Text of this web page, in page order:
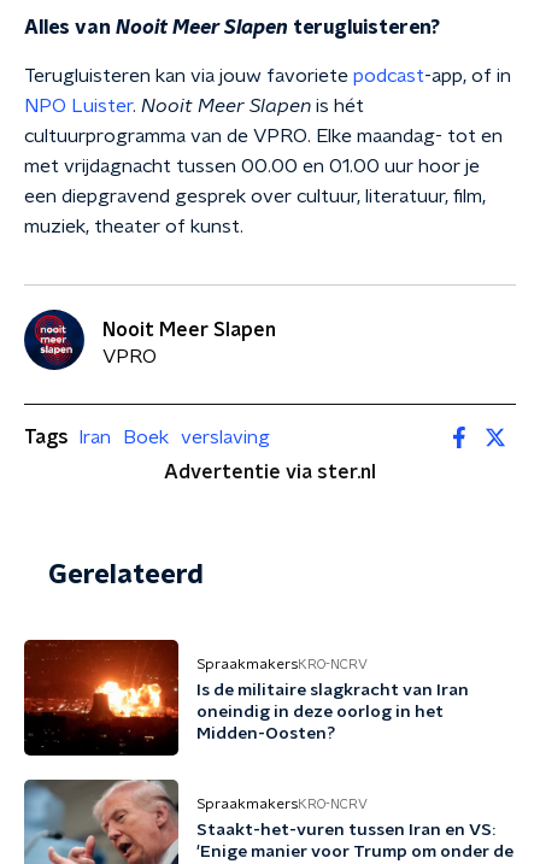
Alles van Nooit Meer Slapen terugluisteren?
Terugluisteren kan via jouw favoriete podcast-app, of in
NPO Luister. Nooit Meer Slapen is hét
cultuurprogramma van de VPRO. Elke maandag- tot en
met vrijdagnacht tussen 00.00 en 01.00 uur hoor je
een diepgravend gesprek over cultuur, literatuur, film,
muziek, theater of kunst.
Nooit Meer Slapen
VPRO
Tags Iran Boek
verslaving
Advertentie via ster.nl
Gerelateerd
SpraakmakersKRO-NCRV
Is de militaire slagkracht van Iran
oneindig in deze oorlog in het
Midden-Oosten?
SpraakmakersKRO-NCRV
Staakt-het-vuren tussen Iran en VS:
'Enige manier voor Trump om onder de